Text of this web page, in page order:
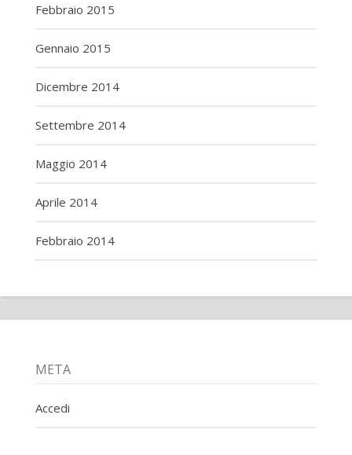
Febbraio 2015
Gennaio 2015
Dicembre 2014
Settembre 2014
Maggio 2014
Aprile 2014
Febbraio 2014
META
Accedi